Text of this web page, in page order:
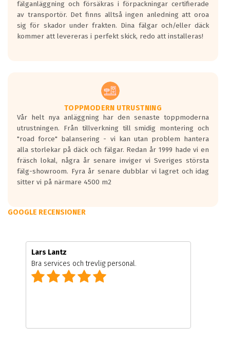
4232 kr
10.0x22
CARMANI 17 Fritz
4063 kr
10.0x22
CARMANI 17 Fritz
ET: 20
4063 kr
ET: 20
10.0x22
CARMANI 17 Fritz
ET: 40
fälganläggning och försäkras i förpackningar certifierade
av transportör. Det finns alltså ingen anledning att oroa
sig för skador under frakten. Dina fälgar och/eller däck
kommer att levereras i perfekt skick, redo att installeras!
TOPPMODERN UTRUSTNING
Vår helt nya anläggning har den senaste toppmoderna
utrustningen. Från tillverkning till smidig montering och
"road force" balansering - vi kan utan problem hantera
alla storlekar på däck och fälgar. Redan år 1999 hade vi en
fräsch lokal, några år senare inviger vi Sveriges största
fälg-showroom. Fyra år senare dubblar vi lagret och idag
sitter vi på närmare 4500 m2
GOOGLE RECENSIONER
Lars Lantz
Bra services och trevlig personal.